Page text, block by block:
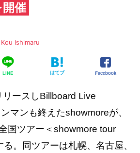
催
Kou Ishimaru
LINE はてブ Facebook
ースしBillboard Live
マンも終えたshowmoreが、
国ツアー＜showmore tour
。同ツアーは札幌、名古屋、